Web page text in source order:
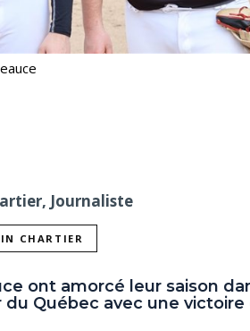
Journaliste
CHARTIER
ont amorcé leur saison
Québec avec une victoire